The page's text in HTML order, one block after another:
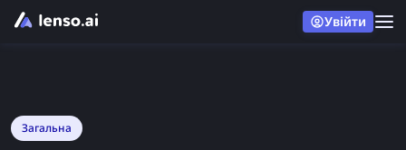
Увійти
Загальна